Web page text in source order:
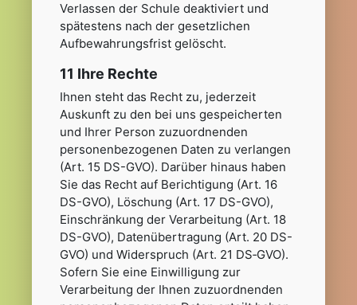
Verlassen der Schule deaktiviert und
spätestens nach der gesetzlichen
Aufbewahrungsfrist gelöscht.
11 Ihre Rechte
Ihnen steht das Recht zu, jederzeit
Auskunft zu den bei uns gespeicherten
und Ihrer Person zuzuordnenden
personenbezogenen Daten zu verlangen
(Art. 15 DS-GVO). Darüber hinaus haben
Sie das Recht auf Berichtigung (Art. 16
DS-GVO), Löschung (Art. 17 DS-GVO),
Einschränkung der Verarbeitung (Art. 18
DS-GVO), Datenübertragung (Art. 20 DS-
GVO) und Widerspruch (Art. 21 DS‑GVO).
Sofern Sie eine Einwilligung zur
Verarbeitung der Ihnen zuzuordnenden